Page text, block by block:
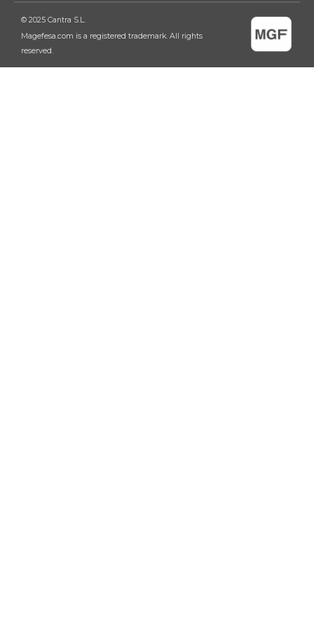
© 2025 Cantra S.L.
Magefesa.com is a registered trademark. All rights
reserved.